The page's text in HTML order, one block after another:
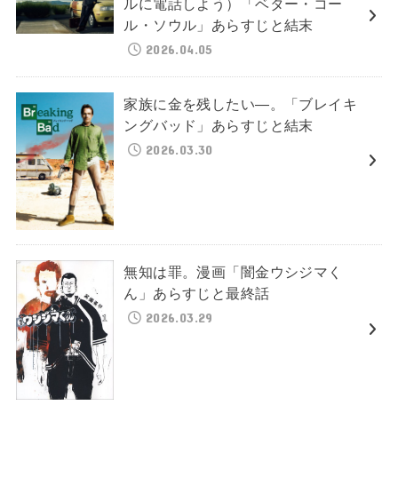
ル・ソウル」あらすじと結末
2026.04.05
家族に金を残したい―。「ブレイキ
ングバッド」あらすじと結末
2026.03.30
無知は罪。漫画「闇金ウシジマく
ん」あらすじと最終話
2026.03.29